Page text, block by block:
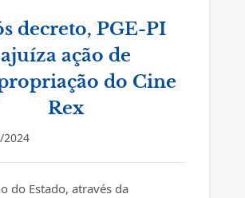
decreto, PGE-PI
ajuíza ação de
do Cine
Rex
2024
do Estado, através da